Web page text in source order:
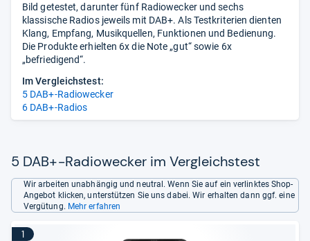
Bild getestet, darunter fünf Radiowecker und sechs
klassische Radios jeweils mit DAB+. Als Testkriterien dienten
Klang, Empfang, Musikquellen, Funktionen und Bedienung.
Die Produkte erhielten 6x die Note „gut“ sowie 6x
„befriedigend“.
Im Vergleichstest:
5 DAB+-Radiowecker
6 DAB+-Radios
5 DAB+-Radiowecker im Vergleichstest
Wir arbeiten unabhängig und neutral. Wenn Sie auf ein verlinktes Shop-
Angebot klicken, unterstützen Sie uns dabei. Wir erhalten dann ggf. eine
Vergütung. Mehr erfahren
1